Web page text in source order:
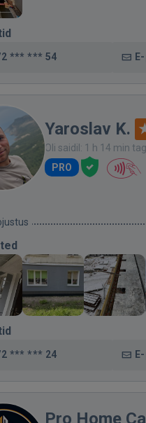
*** *** 54
Yaroslav K.
Oli saidil: 1 h 14 min
PRO
*** *** 24
Pro Home